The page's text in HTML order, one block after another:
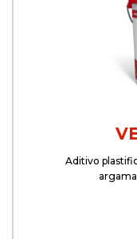
Aditivo